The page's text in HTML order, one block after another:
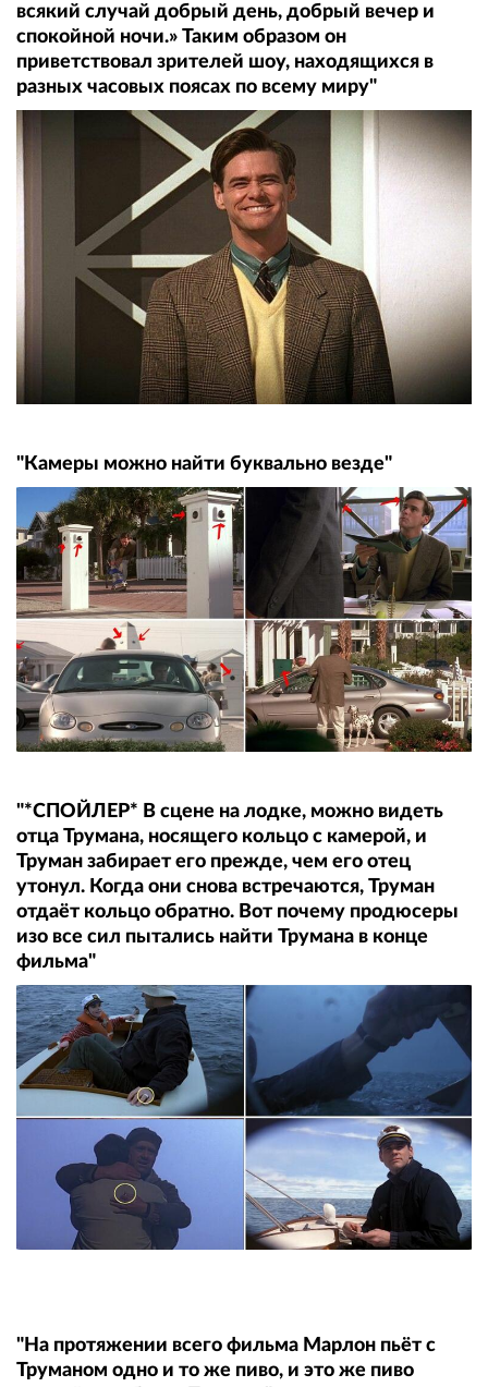
всякий случай добрый день, добрый вечер и
спокойной ночи.» Таким образом он
приветствовал зрителей шоу, находящихся в
разных часовых поясах по всему миру"
"Камеры можно найти буквально везде"
"*СПОЙЛЕР* В сцене на лодке, можно видеть
отца Трумана, носящего кольцо с камерой, и
Труман забирает его прежде, чем его отец
утонул. Когда они снова встречаются, Труман
отдаёт кольцо обратно. Вот почему продюсеры
изо все сил пытались найти Трумана в конце
фильма"
"На протяжении всего фильма Марлон пьёт с
Труманом одно и то же пиво, и это же пиво